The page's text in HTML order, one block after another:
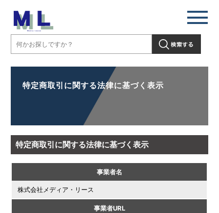
特定商取引に関する法律に基づく表示
特定商取引に関する法律に基づく表示
事業者名
株式会社メディア・リース
事業者URL